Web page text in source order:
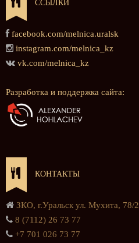
ССЫЛКИ
facebook.com/melnica.uralsk
instagram.com/melnica_kz
vk.com/melnica_kz
Разработка и поддержка сайта:
КОНТАКТЫ
ЗКО, г.Уральск ул. Мухита, 78/2
8 (7112) 26 73 77
+7 701 026 73 77